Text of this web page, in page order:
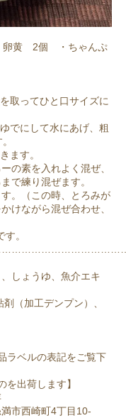
黄 2個 ・ちゃんぷ
取ってひと口サイズに
でにして水にあげ、粗
ます。
の素を入れよく混ぜ、
で練り混ぜます。
。（この時、とろみが
けながら混ぜ合わせ、
。
しょうゆ、魚介エキ
（加工デンプン）、
ラベルの表記をご覧下
を出荷します】
市西崎町4丁目10-